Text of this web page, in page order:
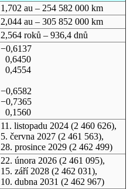
1,702 au – 254 582 000 km
2,044 au – 305 852 000 km
2,564 roků – 936,4 dnů
−0,6137
0,6450
0,4554
−0,6582
−0,7365
0,1560
11. listopadu 2024(2 460 626),
5. června 2027(2 461 563),
28. prosince 2029(2 462 499)
22. února 2026(2 461 095),
15. září 2028(2 462 031),
10. dubna 2031 (2 462 967)